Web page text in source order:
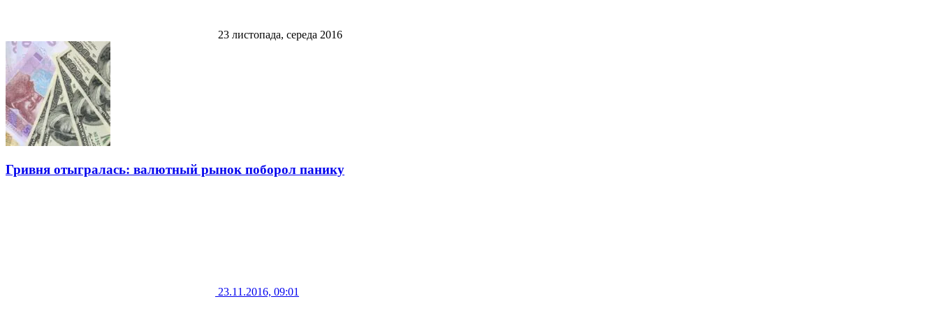
23 листопада, середа 2016
Гривня отыгралась: валютный рынок поборол панику
23.11.2016, 09:01